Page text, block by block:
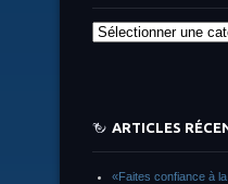
Catégories
ARTICLES
«Faites confiance à